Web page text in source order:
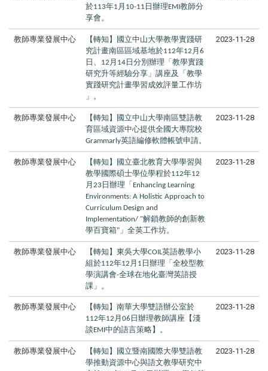
於113年1 月 10-11 日辦理EMI教師分
享會。
教師專業發展中心
【轉知】國立中山大學教學實踐研
究計畫南區區域基地於112年12 月 6
日、 12 月 14 日分別辦理「教學實踐
研究升等經驗分享」講座及「教學
實踐研究計畫學習成效評量工作坊
」。
2023-11-28
教師專業發展中心
【轉知】國立中山大學南區雙語教
育區域資源中心提供全國大專院校
Grammarly英語編修軟體帳號申請。
2023-11-28
教師專業發展中心
【轉知】國立臺北教育大學學習與
教學國際碩士學位學程於112年12
月 23 日辦理「 Enhancing Learning
Environments: A Holistic Approach to
Curriculum Design and
Implementation/ "解鎖教師的創新教
學百寶箱" 」全英工作坊。
2023-11-28
教師專業發展中心 【轉知】東吳大學COIL英語教學小
組於112年12 月 1 日辦理「全校型教
學演講會-全球在地化臺灣英語授
課」。
2023-11-28
教師專業發展中心 【轉知】南華大學雙語辦公室於
112年12 月 06 日辦理教師講座【淺
談EMI中的語言策略】。
2023-11-28
教師專業發展中心
【轉知】國立暨南國際大學雙語教
學推動資源中心與語文教學研究中
2023-11-28